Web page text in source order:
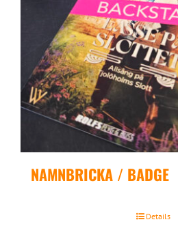
NAMNBRICKA / BADGE
Details